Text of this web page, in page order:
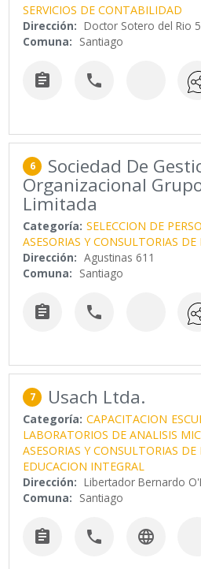
SERVICIOS DE CONTABILIDAD
Dirección: Doctor Sotero del Rio
Comuna: Santiago
 
6 Sociedad De
Organizacional
Limitada
Categoría: SELECCION DE
ASESORIAS Y CONSULTORIAS DE
Dirección: Agustinas 611
Comuna: Santiago
 
7 Usach Ltda.
Categoría: CAPACITACION
LABORATORIOS DE ANALISIS
ASESORIAS Y CONSULTORIAS DE
EDUCACION INTEGRAL
Dirección: Libertador Bernardo
Comuna: Santiago
  